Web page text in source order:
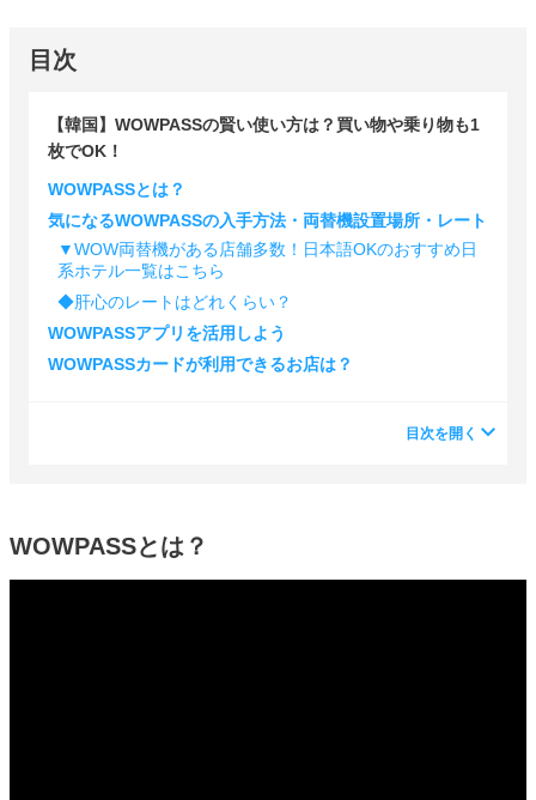
目次
【韓国】WOWPASSの賢い使い方は？買い物や乗り物も1
枚でOK！
WOWPASSとは？
気になるWOWPASSの入手方法・両替機設置場所・レート
▼WOW両替機がある店舗多数！日本語OKのおすすめ日
系ホテル一覧はこちら
◆肝心のレートはどれくらい？
WOWPASSアプリを活用しよう
WOWPASSカードが利用できるお店は？
目次を開く
WOWPASSとは？